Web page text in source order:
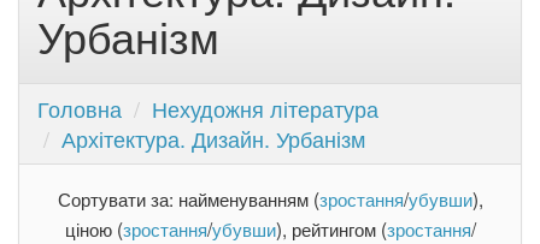
Урбанізм
Головна
Нехудожня література
Архітектура. Дизайн. Урбанізм
Сортувати за: найменуванням (зростання/убувши),
ціною (зростання/убувши), рейтингом (зростання/